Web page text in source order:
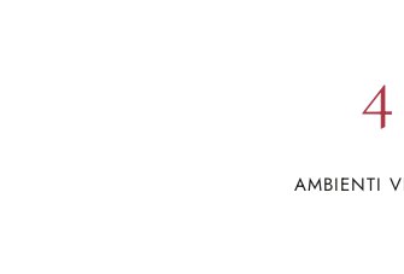
4
AMBIENTI